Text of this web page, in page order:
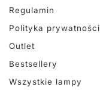
Regulamin
Polityka prywatności
Outlet
Bestsellery
Wszystkie lampy